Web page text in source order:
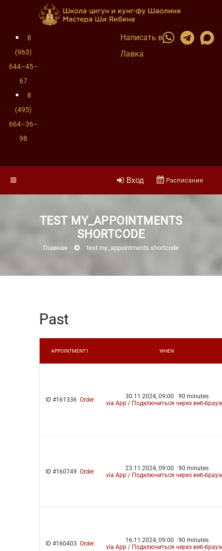
8
(963)
644–45–
67
8
(495)
664–36–
98
Написать в
Лавка
Вход Расписание
TEST MY_APPOINTMENTS
SHORTCODE
Главная test my_appointments shortcode
Past
APPOINTMENT1 WHEN
ID #161336 Order 30.11.2024, 09:00
90 minutes
via App / Подключиться через веб-
ID #160749 Order 23.11.2024, 09:00
90 minutes
via App / Подключиться через веб-
ID #160403 Order 16.11.2024, 09:00
90 minutes
via App / Подключиться через веб-